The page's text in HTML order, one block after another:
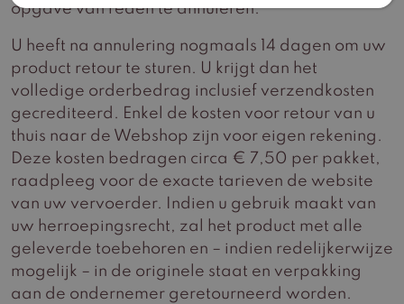
opgave van reden te annuleren.
U heeft na annulering nogmaals 14 dagen om uw
product retour te sturen. U krijgt dan het
volledige orderbedrag inclusief verzendkosten
gecrediteerd. Enkel de kosten voor retour van u
thuis naar de Webshop zijn voor eigen rekening.
Deze kosten bedragen circa € 7,50 per pakket,
raadpleeg voor de exacte tarieven de website
van uw vervoerder. Indien u gebruik maakt van
uw herroepingsrecht, zal het product met alle
geleverde toebehoren en – indien redelijkerwijze
mogelijk – in de originele staat en verpakking
aan de ondernemer geretourneerd worden.